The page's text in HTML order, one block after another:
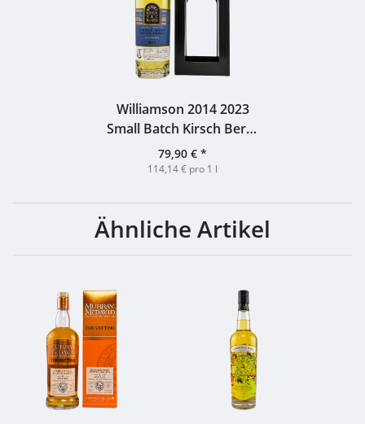
Williamson 2014 2023
Small Batch Kirsch Berry
Bros & Rudd 46% 0,7l
79,90 € *
114,14 € pro 1 l
Ähnliche Artikel